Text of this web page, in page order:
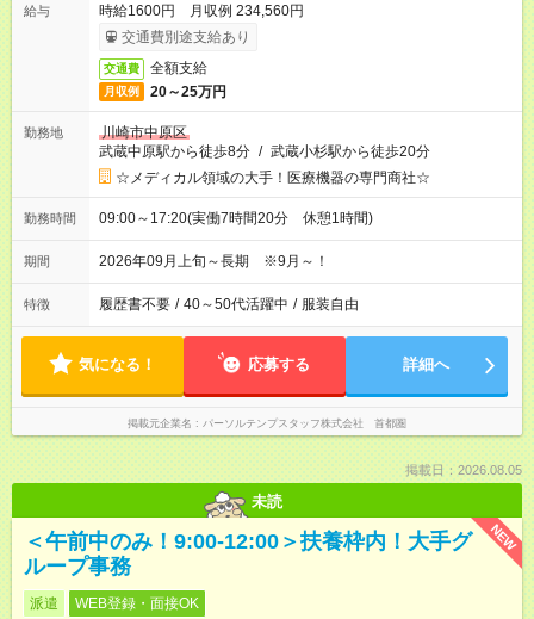
給与
時給1600円 月収例 234,560円
交通費別途支給あり
交通費 全額支給
月収例 20～25万円
勤務地
川崎市中原区
武蔵中原駅から徒歩8分 / 武蔵小杉駅から徒歩20分
☆メディカル領域の大手！医療機器の専門商社☆
勤務時間 09:00～17:20(実働7時間20分 休憩1時間)
期間 2026年09月上旬～長期 ※9月～！
特徴 履歴書不要 / 40～50代活躍中 / 服装自由
気になる！ 応募する 詳細へ
掲載元企業名 パーソルテンプスタッフ株式会社 首都圏
掲載日：2026.08.05
未読
NEW
＜午前中のみ！9:00-12:00＞扶養枠内！大手グ
ループ事務
派遣 WEB登録・面接OK